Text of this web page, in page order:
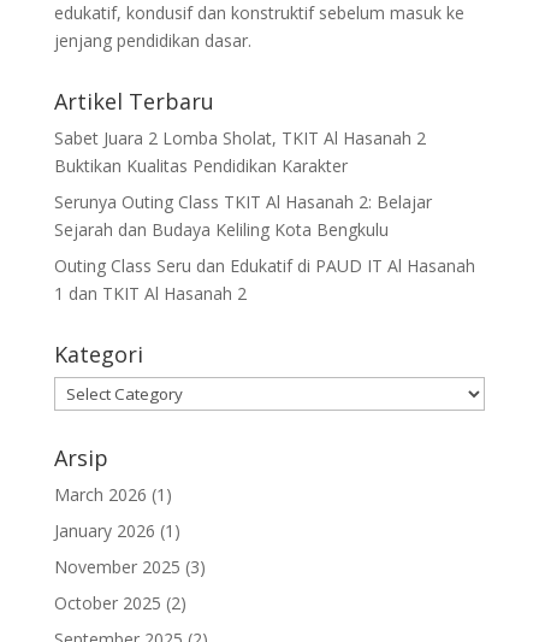
edukatif, kondusif dan konstruktif sebelum masuk ke
jenjang pendidikan dasar.
Artikel Terbaru
Sabet Juara 2 Lomba Sholat, TKIT Al Hasanah 2
Buktikan Kualitas Pendidikan Karakter
Serunya Outing Class TKIT Al Hasanah 2: Belajar
Sejarah dan Budaya Keliling Kota Bengkulu
Outing Class Seru dan Edukatif di PAUD IT Al Hasanah
1 dan TKIT Al Hasanah 2
Kategori
Kategori
Arsip
March 2026 (1)
January 2026 (1)
November 2025 (3)
October 2025 (2)